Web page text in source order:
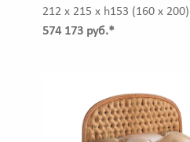
212 x 215 x h153 (160 x
574 173 руб.*